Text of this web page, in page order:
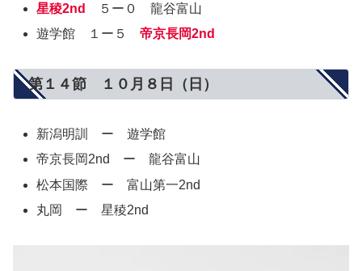
星稜2nd
５ー０ 龍谷富山
遊学館 １ー５帝京長岡2nd
第１４節 １０月８日（日）
新潟明訓 ー 遊学館
帝京長岡2nd ー 龍谷富山
松本国際 ー 富山第一2nd
丸岡 ー 星稜2nd